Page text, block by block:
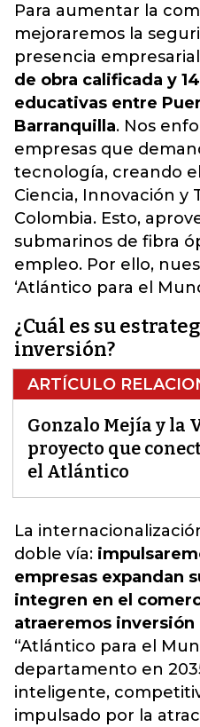
Para aumentar la
mejoraremos la
presencia
de obra calificada y
educativas entre
Barranquilla. Nos
empresas que
tecnología, creando
Ciencia, Innovación y
Colombia. Esto,
submarinos de fibra
empleo. Por ello,
‘Atlántico para el
¿Cuál es su
inversión?
ARTÍCULO
Gonzalo Mejía y la
proyecto que
el Atlántico
La
doble vía:
empresas expandan
integren en el
atraeremos
“Atlántico para el
departamento en
inteligente,
impulsado por la